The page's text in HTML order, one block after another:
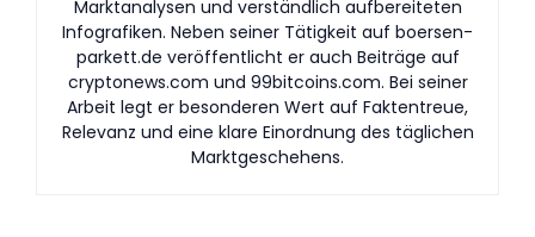
Marktanalysen und verständlich aufbereiteten
Infografiken. Neben seiner Tätigkeit auf boersen-
parkett.de veröffentlicht er auch Beiträge auf
cryptonews.com und 99bitcoins.com. Bei seiner
Arbeit legt er besonderen Wert auf Faktentreue,
Relevanz und eine klare Einordnung des täglichen
Marktgeschehens.